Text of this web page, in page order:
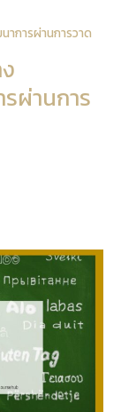
าการผ่านการวาด
ผ่านการ